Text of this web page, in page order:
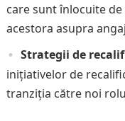
care sunt înlocuite
acestora asupra
Strategii de
inițiativelor de
tranziția către noi